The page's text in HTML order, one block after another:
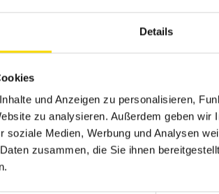
Details
und Anzeigen zu personalisieren,
zu analysieren. Außerdem geben wir
soziale Medien, Werbung und Analysen
zusammen, die Sie ihnen
Eigenorganisation, Belastbarkeit und
Reisebereitschaft
in Schrift und Wort
Sie mit WAGO Plus auch neben der
zur Pflege der Angehörigen.